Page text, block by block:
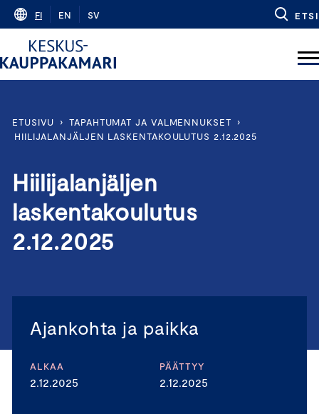
Skip
content
FI EN SV ETSI
ETUSIVU › TAPAHTUMAT JA VALMENNUKSET
›
HIILIJALANJÄLJEN LASKENTAKOULUTUS 2.12.2025
Hiilijalanjäljen
laskentakoulutus
2.12.2025
Ajankohta ja paikka
ALKAA
2.12.2025
PÄÄTTYY
2.12.2025